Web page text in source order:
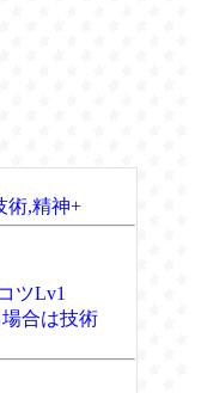
術,精神+
ツLv1
合は技術